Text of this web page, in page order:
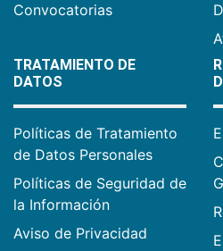
Convocatorias
TRATAMIENTO DE
DATOS
Políticas de Tratamiento
de Datos Personales
Políticas de Seguridad de
la Información
Aviso de Privacidad